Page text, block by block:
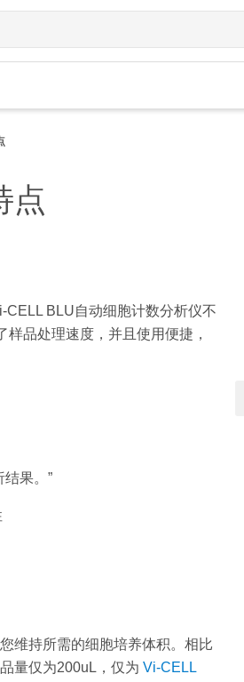
点
BLU自动细胞计数分析仪不
品处理速度，并且使用便捷，
果。”
维持所需的细胞培养体积。相比
量仅为200uL，仅为 Vi-CELL